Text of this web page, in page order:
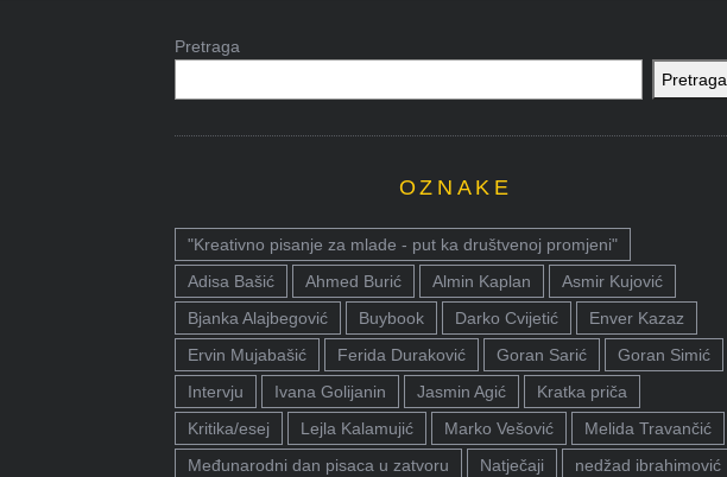
Pretraga
Pretraga
OZNAKE
"Kreativno pisanje za mlade - put ka društvenoj promjeni"
Adisa Bašić
Ahmed Burić Almin Kaplan
Asmir Kujović
Bjanka Alajbegović
Buybook Darko Cvijetić
Enver Kazaz
Ervin Mujabašić
Ferida Duraković Goran Sarić
Goran Simić
Intervju
Ivana Golijanin Jasmin Agić
Kratka priča
Kritika/esej
Lejla Kalamujić Marko Vešović
Melida Travančić
Međunarodni dan pisaca u zatvoru
Natječaji
nedžad ibrahimović